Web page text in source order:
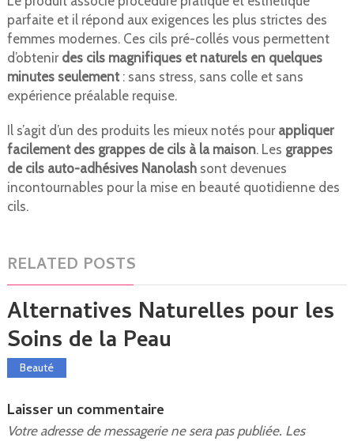
parfaite et il répond aux exigences les plus strictes des
femmes modernes. Ces cils pré-collés vous permettent
d’obtenir des cils magnifiques et naturels en quelques
minutes seulement: sans stress, sans colle et sans
expérience préalable requise.
Il s’agit d’un des produits les mieux notés pour appliquer
facilement des grappes de cils à la maison. Les grappes
de cils auto-adhésives Nanolashsont devenues
incontournables pour la mise en beauté quotidienne des
cils.
RELATED POSTS
Alternatives Naturelles pour les
Soins de la Peau
Beauté
Laisser un commentaire
Votre adresse de messagerie ne sera pas publiée. Les